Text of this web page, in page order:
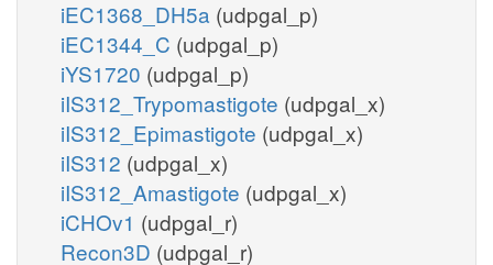
iEC1368_DH5a (udpgal_p)
iEC1344_C (udpgal_p)
iYS1720 (udpgal_p)
iIS312_Trypomastigote (udpgal_x)
iIS312_Epimastigote (udpgal_x)
iIS312 (udpgal_x)
iIS312_Amastigote (udpgal_x)
iCHOv1 (udpgal_r)
Recon3D (udpgal_r)